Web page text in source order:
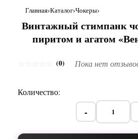
Главная Каталог Чокеры
Винтажный стимпанк
пиритом и агатом
(0) Пока нет
Количество:
-